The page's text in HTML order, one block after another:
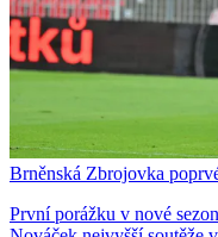
Brněnská Zbrojovka
První porážku v nové